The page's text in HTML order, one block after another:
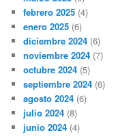
febrero 2025 (4)
enero 2025 (6)
diciembre 2024 (6)
noviembre 2024 (7)
octubre 2024 (5)
septiembre 2024 (6)
agosto 2024 (6)
julio 2024 (8)
junio 2024 (4)